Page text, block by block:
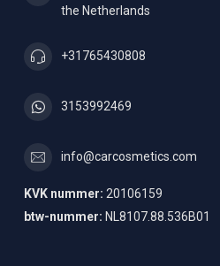
the Netherlands
+31765430808
3153992469
info@carcosmetics.com
KVK nummer: 20106159
btw-nummer: NL8107.88.536B01